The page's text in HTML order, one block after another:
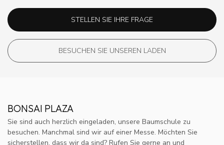
STELLEN SIE IHRE FRAGE
BESUCHEN SIE UNSEREN LADEN
BONSAI PLAZA
Sie sind auch herzlich eingeladen, unsere Baumschule zu
besuchen. Manchmal sind wir auf einer Messe. Möchten Sie
sicherstellen, dass wir da sind? Rufen Sie gerne an und